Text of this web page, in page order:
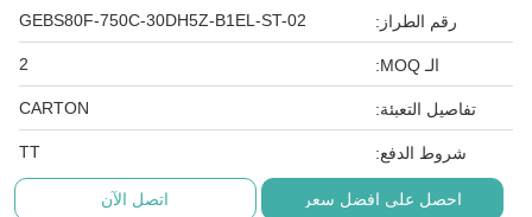
رقم الطراز: GEBS80F-750C-30DH5Z-B1EL-ST-02
الـ MOQ: 2
تفاصيل التعبئة: CARTON
شروط الدفع: TT
احصل على افضل سعر اتصل الآن